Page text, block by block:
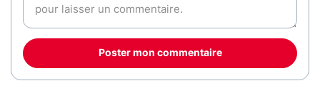
Poster mon commentaire